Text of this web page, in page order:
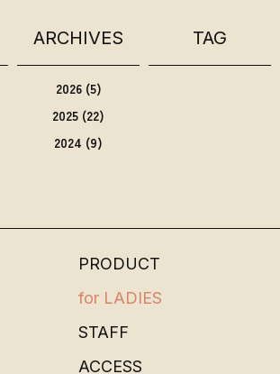
ARCHIVES
2026(5)
2025 (22)
2024 (9)
TAG
PRODUCT
for LADIES
STAFF
ACCESS